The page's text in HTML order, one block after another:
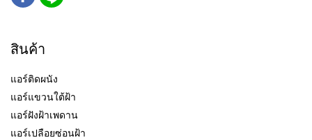
สินค้า
แอร์ติดผนัง
แอร์แขวนใต้ฝ้า
แอร์ฝังฝ้าเพดาน
แอร์เปลือยซ่อนฝ้า